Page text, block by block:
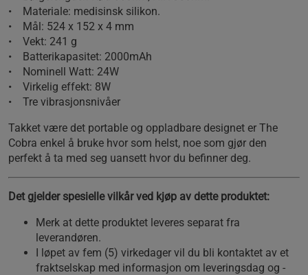
• Materiale: medisinsk silikon.
• Mål: 524 x 152 x 4 mm
• Vekt: 241 g
• Batterikapasitet: 2000mAh
• Nominell Watt: 24W
• Virkelig effekt: 8W
• Tre vibrasjonsnivåer
Takket være det portable og oppladbare designet er The
Cobra enkel å bruke hvor som helst, noe som gjør den
perfekt å ta med seg uansett hvor du befinner deg.
Det gjelder spesielle vilkår ved kjøp av dette produktet:
Merk at dette produktet leveres separat fra
leverandøren.
I løpet av fem (5) virkedager vil du bli kontaktet av et
fraktselskap med informasjon om leveringsdag og -